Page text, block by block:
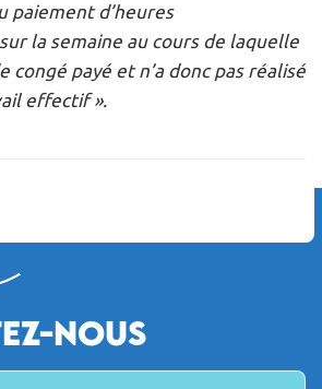
paiement d’heures
la semaine au cours de laquelle
congé payé et n’a donc pas réalisé
effectif ».
nous